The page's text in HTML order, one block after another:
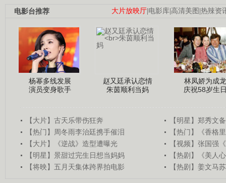
大片放映厅|电影库|高清美图 |热辣资
电影台推荐
杨幂多线发展
演员变身歌手
赵又廷承认恋情
朱茵顺利当妈
林凤娇为成龙
庆祝58岁生
【大片】古天乐带伤狂奔
【明星】郑秀文
【热门】周冬雨李治廷携手催泪
【热门】《香格
【大片】《逆战》造型遭曝光
【视频】张国强
【明星】景甜过完生日想当妈妈
【热剧】《美人
【将映】五月天集体跨界拍电影
【热剧】姜文马